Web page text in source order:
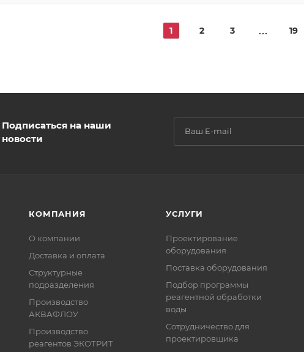
1 2 3 19
Подписаться на наши
новости
КОМПАНИЯ
О компании
Доставка и оплата
Структурные
подразделения
Производство
АКВАФЛОУ
Производство
реагентов ЭКОТРИТ
УСЛУГИ
Проектирование
оборудования
Поставка оборудования
Подбор программы
реагентной обработки
воды
Сотрудничество для
проектировщика